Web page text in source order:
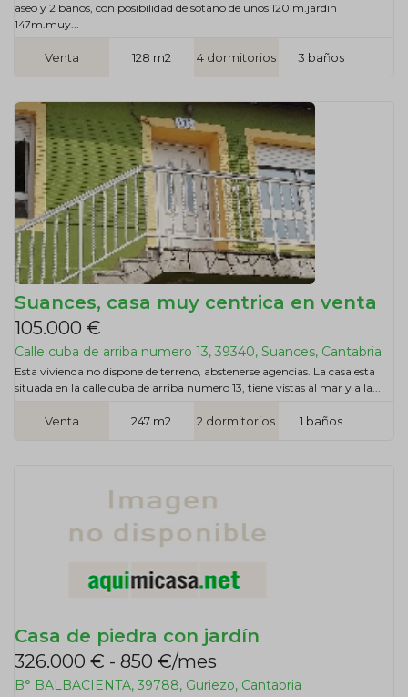
aseo y 2 baños, con posibilidad de sotano de unos 120 m.jardin
147m.muy...
Venta 128 m2 4 dormitorios 3 baños
Suances, casa muy centrica en venta
105.000 €
Calle cuba de arriba numero 13, 39340, Suances, Cantabria
Esta vivienda no dispone de terreno, abstenerse agencias. La casa esta
situada en la calle cuba de arriba numero 13, tiene vistas al mar y a la...
Venta 247 m2 2 dormitorios 1 baños
Casa de piedra con jardín
326.000 € - 850 €/mes
B° BALBACIENTA, 39788, Guriezo, Cantabria